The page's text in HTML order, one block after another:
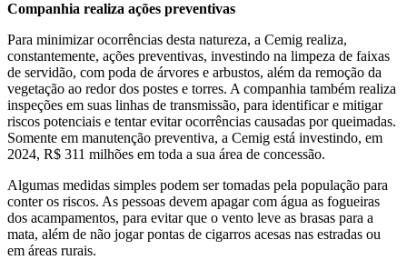
Companhia realiza ações preventivas
Para minimizar ocorrências desta natureza, a Cemig realiza,
constantemente, ações preventivas, investindo na limpeza de faixas
de servidão, com poda de árvores e arbustos, além da remoção da
vegetação ao redor dos postes e torres. A companhia também realiza
inspeções em suas linhas de transmissão, para identificar e mitigar
riscos potenciais e tentar evitar ocorrências causadas por queimadas.
Somente em manutenção preventiva, a Cemig está investindo, em
2024, R$ 311 milhões em toda a sua área de concessão.
Algumas medidas simples podem ser tomadas pela população para
conter os riscos. As pessoas devem apagar com água as fogueiras
dos acampamentos, para evitar que o vento leve as brasas para a
mata, além de não jogar pontas de cigarros acesas nas estradas ou
em áreas rurais.